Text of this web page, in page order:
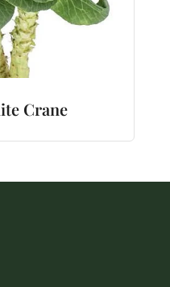
Crane